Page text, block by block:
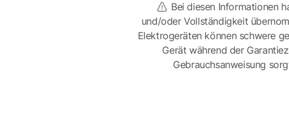
Bei diesen Informationen
und/oder Vollständigkeit
Elektrogeräten können schwere
Gerät während der
Gebrauchsanweisung